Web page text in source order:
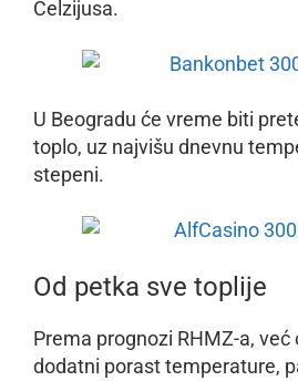
Celzijusa.
U Beogradu će vreme biti
toplo, uz najvišu dnevnu
stepeni.
Od petka sve toplije
Prema prognozi RHMZ-a, već
dodatni porast temperature,